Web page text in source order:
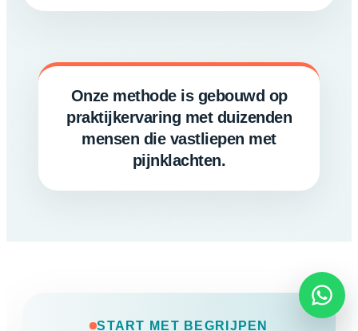
Onze methode is gebouwd op
praktijkervaring met duizenden
mensen die vastliepen met
pijnklachten.
START MET BEGRIJPEN